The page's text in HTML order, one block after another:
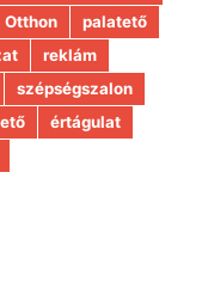
Otthon
palatető
reklám
szépségszalon
értágulat